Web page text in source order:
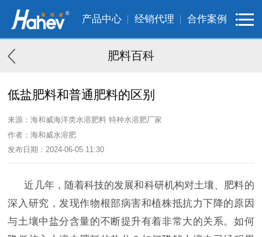
产品中心 经销代理 合作案例
肥料百科
低盐肥料和普通肥料的区别
来源：海和威海洋类水溶肥料 特种水溶肥厂家
作者：海和威水溶肥
发布日期：2024-06-05 11:30
近几年，随着科技的发展和科研机构对土壤、肥料的
深入研究，发现作物根部病害和植株抵抗力下降的原因
与土壤中盐分含量的不断提升有着非常大的关系。如何